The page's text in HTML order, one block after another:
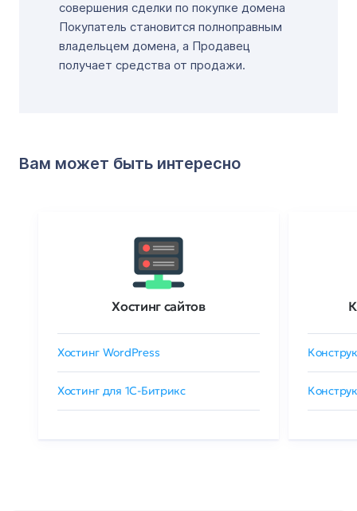
совершения сделки по покупке домена
Покупатель становится полноправным
владельцем домена, а Продавец
получает средства от продажи.
Вам может быть интересно
Хостинг сайтов
Хостинг WordPress
Хостинг для 1C-Битрикс